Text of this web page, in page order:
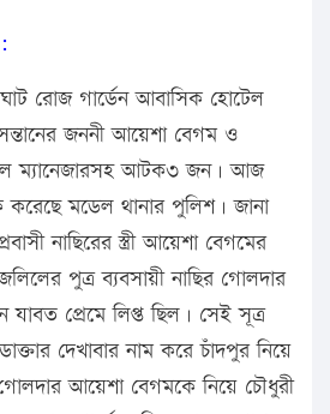
রোজ গার্ডেন আবাসিক হোটেল
সন্তানের জননী আয়েশা বেগম ও
ম্যানেজারসহ আটক৩ জন। আজ
মডেল থানার পুলিশ। জানা
নাছিরের স্ত্রী আয়েশা বেগমের
পুত্র ব্যবসায়ী নাছির গোলদার
যাবত প্রেমে লিপ্ত ছিল। সেই সূত্র
দেখাবার নাম করে চাঁদপুর নিয়ে
আয়েশা বেগমকে নিয়ে চৌধুরী